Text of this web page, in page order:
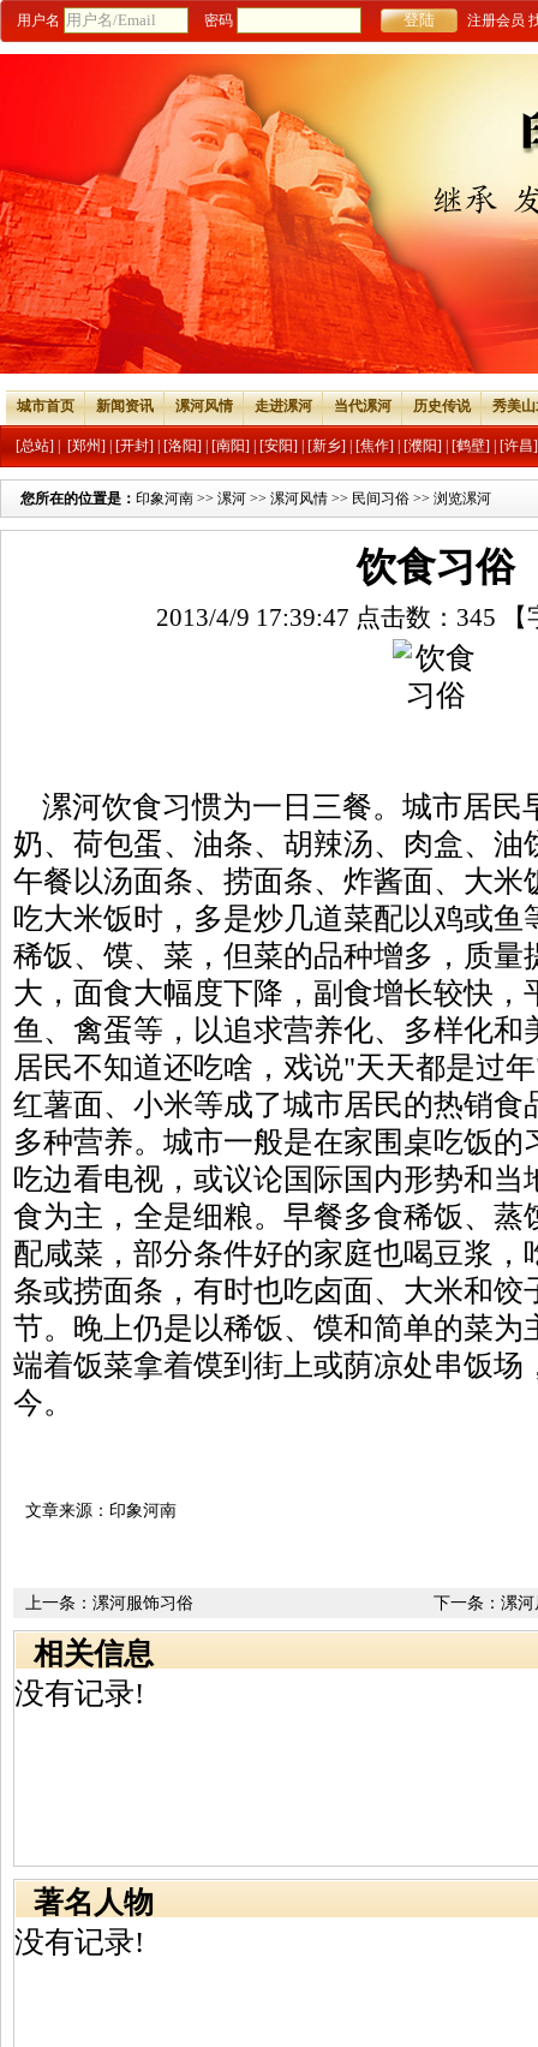
用户名 密码 注册会员
城市首页 新闻资讯 漯河风情 走进漯河 当代漯河 历史传说 秀美
[总站] [郑州] [开封] [洛阳] [南阳] [安阳] [新乡] [焦作] [濮阳] [鹤壁] [许昌]
您所在的位置是： 印象河南 >> 漯河 >> 漯河风情 >> 民间习俗 >> 浏览漯河
饮食习俗
2013/4/9 17:39:47 点击数： 345
漯河饮食习惯为一日三餐。城市居民
奶、荷包蛋、油条、胡辣汤、肉盒、油
午餐以汤面条、捞面条、炸酱面、大米
吃大米饭时，多是炒几道菜配以鸡或
稀饭、馍、菜，但菜的品种增多，质量
大，面食大幅度下降，副食增长较快，
鱼、禽蛋等，以追求营养化、多样化和
居民不知道还吃啥，戏说"天天都是过
红薯面、小米等成了城市居民的热销食
多种营养。城市一般是在家围桌吃饭
吃边看电视，或议论国际国内形势和
食为主，全是细粮。早餐多食稀饭、蒸
配咸菜，部分条件好的家庭也喝豆浆，
条或捞面条，有时也吃卤面、大米和饺
节。晚上仍是以稀饭、馍和简单的菜为
端着饭菜拿着馍到街上或荫凉处串饭场
今。
文章来源：印象河南
下一条： 漯河
上一条： 漯河服饰习俗
相关信息
没有记录!
著名人物
没有记录!